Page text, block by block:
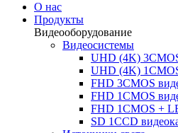
О нас
Продукты
Видеооборудование
Видеосистемы
UHD (4K)
UHD (4K)
FHD 3CMOS
FHD 1CMOS
FHD 1CMOS +
SD 1CCD